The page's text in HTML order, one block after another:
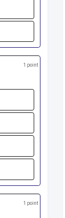
1 point
1 point